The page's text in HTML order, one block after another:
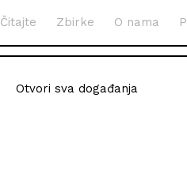
Čitajte Zbirke O nama
Otvori sva događanja